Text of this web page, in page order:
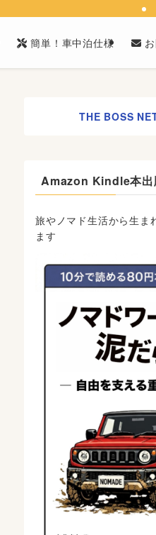
簡単！車中泊仕様
THE BOSS
Amazon Kindle本出
旅やノマド生活から生ま
ます